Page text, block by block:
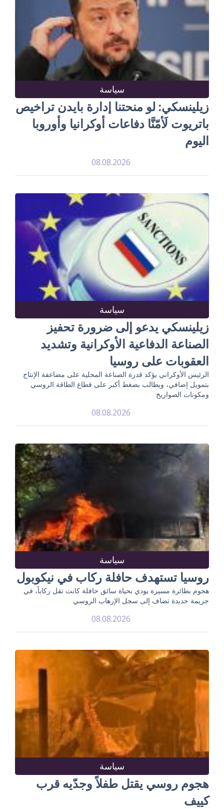
سياسة
زيلينسكي: لو منحتنا إدارة بايدن تراخيص
باتريوت لَأمّنَّا دفاعات أوكرانيا وأوروبا
اليوم
08.08.2026
سياسة
زيلينسكي يدعو إلى ضرورة تحفيز
الصناعة الدفاعية الأوكرانية وتشديد
العقوبات على روسيا
الرئيس الأوكراني يؤكد قدرة الصناعة المحلية على مضاعفة الإنتاج
بتمويل إضافي، ويطالب بضغط أكبر على قطاع الطاقة الروسي
ومكونات الصواريخ
08.08.2026
سياسة
روسيا تستهدف حافلة ركاب في نيكوبول
هجوم بطائرة مسيرة يودي بحياة سائق حافلة كانت تقل ركاباً، في
جريمة جديدة تضاف إلى سجل الإرهاب الروسي
08.08.2026
سياسة
هجوم روسي يقتل طفلاً وجدّيه قرب
كييف